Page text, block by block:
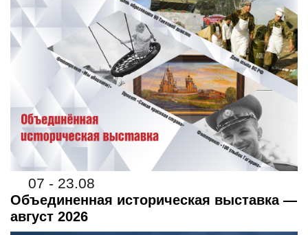
07 - 23.08
Объединенная историческая выставка —
август 2026